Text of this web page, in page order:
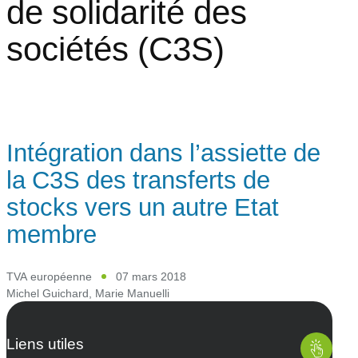
de solidarité des
sociétés (C3S)
Intégration dans l’assiette de
la C3S des transferts de
stocks vers un autre Etat
membre
TVA européenne
07 mars 2018
Michel Guichard, Marie Manuelli
Liens utiles